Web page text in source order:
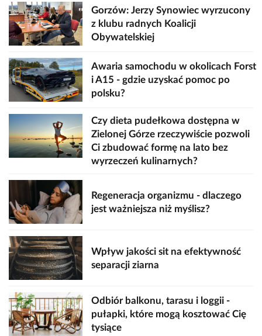
Gorzów: Jerzy Synowiec wyrzucony
z klubu radnych Koalicji
Obywatelskiej
Awaria samochodu w okolicach Forst
i A15 - gdzie uzyskać pomoc po
polsku?
Czy dieta pudełkowa dostępna w
Zielonej Górze rzeczywiście pozwoli
Ci zbudować formę na lato bez
wyrzeczeń kulinarnych?
Regeneracja organizmu - dlaczego
jest ważniejsza niż myślisz?
Wpływ jakości sit na efektywność
separacji ziarna
Odbiór balkonu, tarasu i loggii -
pułapki, które mogą kosztować Cię
tysiące